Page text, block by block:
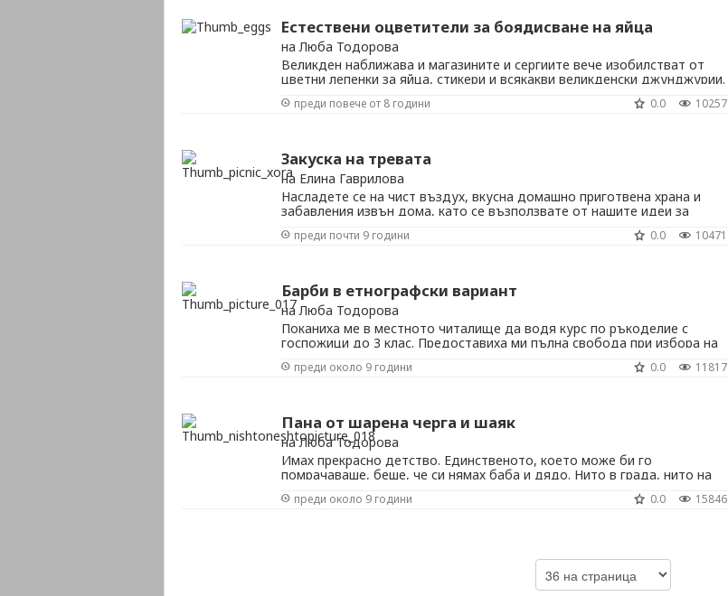
Естествени оцветители за боядисване на яйца
на Люба Тодорова
Великден наближава и магазините и сергиите вече изобилстват от
цветни лепенки за яйца, стикери и всякакви великденски джунджурии.
Разнообразието в препаратите за оцветяване също е богато -
обикновени бои, кристални, седефени, всякакви. Има наистина много
преди повече от 8 години 10257
0.0
Закуска на тревата
на Елина Гаврилова
Насладете се на чист въздух, вкусна домашно приготвена храна и
забавления извън дома, като се възползвате от нашите идеи за
пикник, организиран по различни поводи и заради различни хора.
Пикниците не са подходящи само за деца. Те са чудесна възможност
преди почти 9 години 10471
0.0
Барби в етнографски вариант
на Люба Тодорова
Поканиха ме в местното читалище да водя курс по ръкоделие с
госпожици до 3 клас. Предоставиха ми пълна свобода при избора на
теми за заниманията. Имам долу-горе представа каква е нагласата на
днешните деца, какви са им интересите и доста се замислих с какво
преди около 9 години 11817
0.0
Пана от шарена черга и шаяк
на Люба Тодорова
Имах прекрасно детство. Единственото, което може би го
помрачаваше, беше, че си нямах баба и дядо. Нито в града, нито на
село. Бяха си отишли доста преди родителите ми да се съберат. И
вероятно още тогава съм си мечтаела за къща с двор на село. От
преди около 9 години 15846
0.0